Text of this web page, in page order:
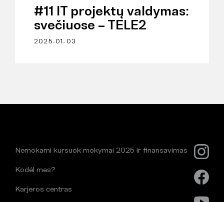
#11 IT projektų valdymas:
svečiuose – TELE2
2025-01-03
Nemokami kursuok mokymai 2025 ir finansavimas
Kodėl mes?
Karjeros centras